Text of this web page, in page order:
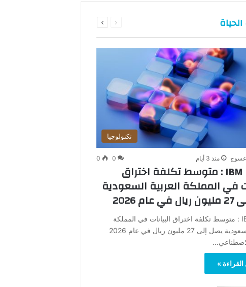
الصفحة
تكنولوجيا
عسوج منذ 3 أيام 0
0
دراسة IBM : متوسط تكلفة اختراق
في المملكة العربية السعودية
2026
دراسةIBM : متوسط تكلفة اختراق البيانات في المملكة
العربية السعودية يصل إلى 27 مليون ريال في عام 2026
»